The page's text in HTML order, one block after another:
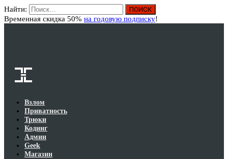
Найти:
Временная скидка 50% на годовую подписку!
Взлом
Приватность
Трюки
Кодинг
Админ
Geek
Магазин